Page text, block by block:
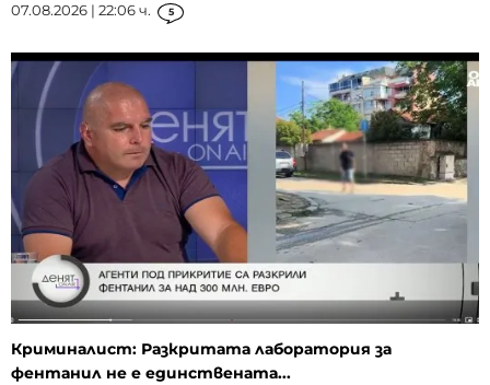
07.08.2026 | 22:06 ч. 5
Криминалист: Разкритата лаборатория за
фентанил не е единствената...